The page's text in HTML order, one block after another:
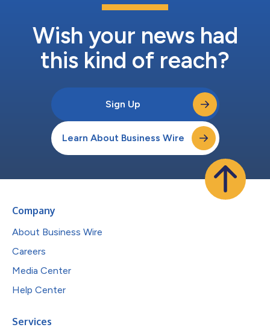
Wish your news had
this kind of reach?
Sign Up
Learn About Business Wire
Company
About Business Wire
Careers
Media Center
Help Center
Services